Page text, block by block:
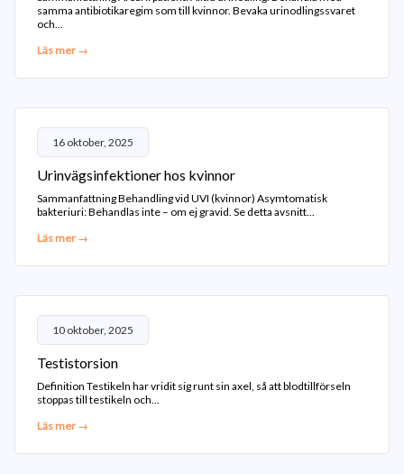
samma antibiotikaregim som till kvinnor. Bevaka urinodlingssvaret
och...
Läs mer →
16 oktober, 2025
Urinvägsinfektioner hos kvinnor
Sammanfattning Behandling vid UVI (kvinnor) Asymtomatisk
bakteriuri: Behandlas inte – om ej gravid. Se detta avsnitt...
Läs mer →
10 oktober, 2025
Testistorsion
Definition Testikeln har vridit sig runt sin axel, så att blodtillförseln
stoppas till testikeln och...
Läs mer →